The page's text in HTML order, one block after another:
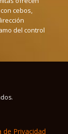
cebos,
del control
de Privacidad